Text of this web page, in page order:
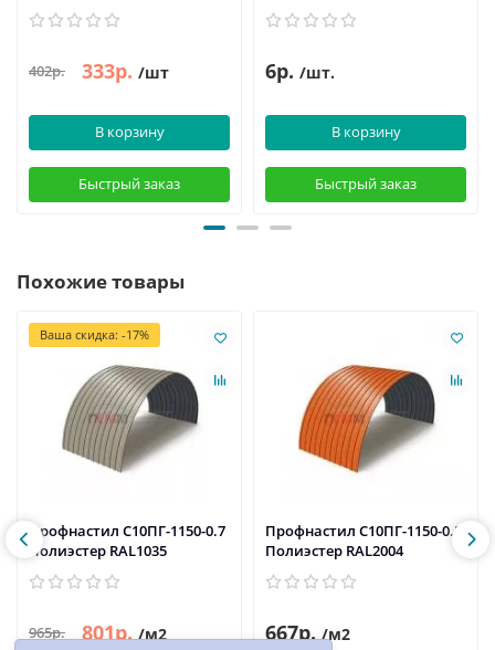
402р. 333р. /шт
В корзину
Быстрый заказ
6р. /шт.
В корзину
Быстрый заказ
Похожие товары
Ваша скидка: -17%
Профнастил С10ПГ-1150-0.7
Полиэстер RAL1035
965р. 801р. /м2
Профнастил С10ПГ-1150-0.5
Полиэстер RAL2004
667р. /м2